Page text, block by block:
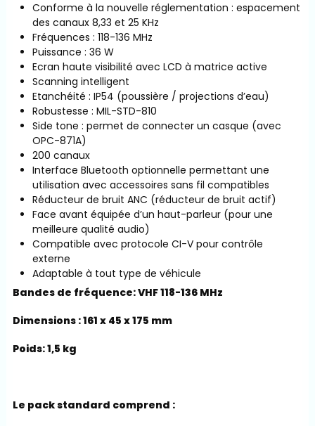
Conforme à la nouvelle réglementation : espacement
des canaux 8,33 et 25 KHz
Fréquences : 118-136 MHz
Puissance : 36 W
Ecran haute visibilité avec LCD à matrice active
Scanning intelligent
Etanchéité : IP54 (poussière / projections d’eau)
Robustesse : MIL-STD-810
Side tone : permet de connecter un casque (avec
OPC-871A)
200 canaux
Interface Bluetooth optionnelle permettant une
utilisation avec accessoires sans fil compatibles
Réducteur de bruit ANC (réducteur de bruit actif)
Face avant équipée d’un haut-parleur (pour une
meilleure qualité audio)
Compatible avec protocole CI-V pour contrôle
externe
Adaptable à tout type de véhicule
Bandes de fréquence:VHF 118-136 MHz
Dimensions : 161 x 45 x 175 mm
Poids: 1,5 kg
Le pack standard comprend :